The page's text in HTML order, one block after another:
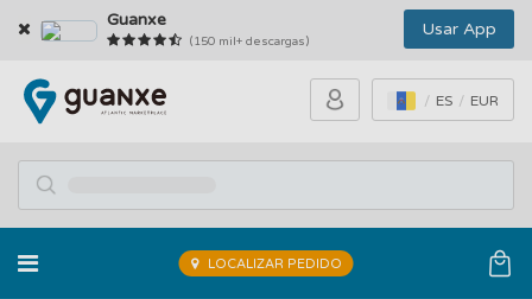
Guanxe
(150 mil+ descargas)
Usar App
ES EUR
LOCALIZAR PEDIDO